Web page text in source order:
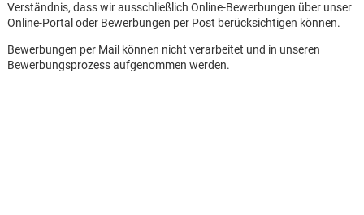
Verständnis, dass wir ausschließlich Online-Bewerbungen über unser
Online-Portal oder Bewerbungen per Post berücksichtigen können.
Bewerbungen per Mail können nicht verarbeitet und in unseren
Bewerbungsprozess aufgenommen werden.